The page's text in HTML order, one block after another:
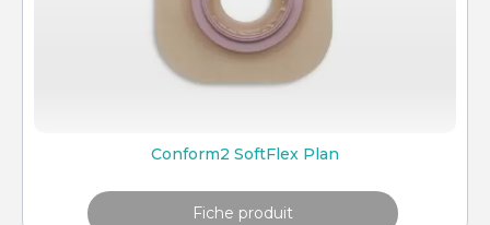
Conform2 SoftFlex Plan
Fiche produit